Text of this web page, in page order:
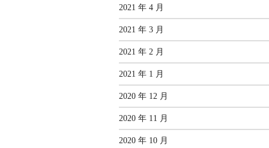
2021 年 4 月
2021 年 3 月
2021 年 2 月
2021 年 1 月
2020 年 12 月
2020 年 11 月
2020 年 10 月